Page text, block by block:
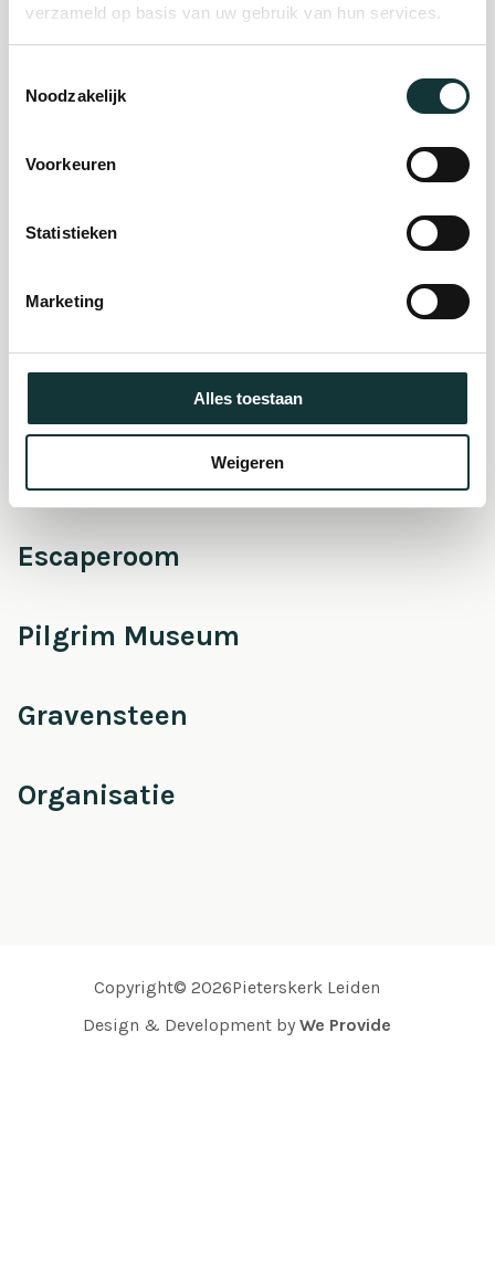
verzameld op basis van uw gebruik van hun services.
Noodzakelijk
Voorkeuren
Statistieken
Marketing
Alles toestaan
Weigeren
Steun ons
Auditie
De Pieterskerk als
Onderhoud &
Escaperoom
Pilgrim Museum
Gravensteen
Organisatie
Copyright© 2026Pieterskerk Leiden
Design & Development by We Provide